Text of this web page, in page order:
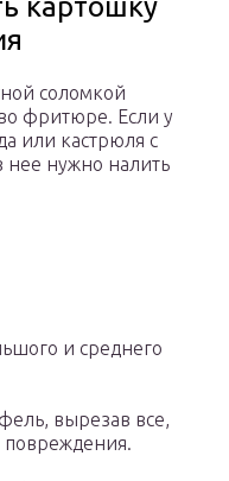
картошку
соломкой
фритюре. Если у
или кастрюля с
нее нужно налить
и среднего
вырезав все,